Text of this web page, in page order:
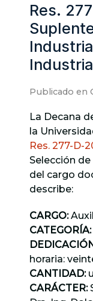
Res.
Publicado en
La Decana
la
Res. 277-D-
Selección
del cargo
describe:
CARGO:
CATEGORÍA:
horaria:
CANTIDAD:
CARÁCTER: